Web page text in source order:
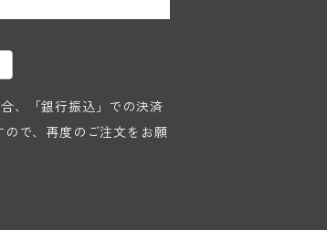
、「銀行振込」での決済
で、再度のご注文をお願